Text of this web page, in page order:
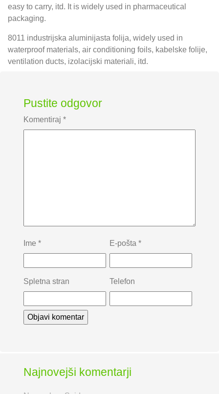
easy to carry, itd. It is widely used in pharmaceutical
packaging.
8011 industrijska aluminijasta folija, widely used in
waterproof materials, air conditioning foils, kabelske folije,
ventilation ducts, izolacijski materiali, itd.
Pustite odgovor
Komentiraj *
Ime * E-pošta *
Spletna stran Telefon
Najnovejši komentarji